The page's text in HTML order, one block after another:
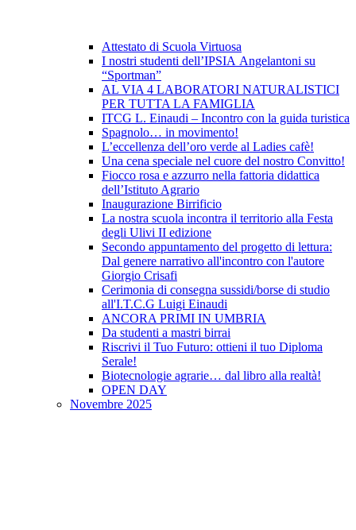
Attestato di Scuola Virtuosa
I nostri studenti dell’IPSIA Angelantoni su
“Sportman”
AL VIA 4 LABORATORI NATURALISTICI
PER TUTTA LA FAMIGLIA
ITCG L. Einaudi – Incontro con la guida turistica
Spagnolo… in movimento!
L’eccellenza dell’oro verde al Ladies cafè!
Una cena speciale nel cuore del nostro Convitto!
Fiocco rosa e azzurro nella fattoria didattica
dell’Istituto Agrario
Inaugurazione Birrificio
La nostra scuola incontra il territorio alla Festa
degli Ulivi II edizione
Secondo appuntamento del progetto di lettura:
Dal genere narrativo all'incontro con l'autore
Giorgio Crisafi
Cerimonia di consegna sussidi/borse di studio
all'I.T.C.G Luigi Einaudi
ANCORA PRIMI IN UMBRIA
Da studenti a mastri birrai
Riscrivi il Tuo Futuro: ottieni il tuo Diploma
Serale!
Biotecnologie agrarie… dal libro alla realtà!
OPEN DAY
Novembre 2025